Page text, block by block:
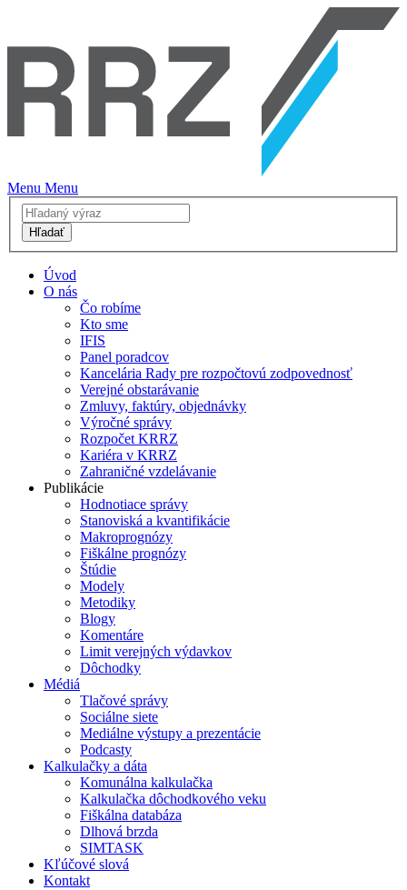
Menu Menu
Hľadať
Úvod
O nás
Čo robíme
Kto sme
IFIS
Panel poradcov
Kancelária Rady pre rozpočtovú zodpovednosť
Verejné obstarávanie
Zmluvy, faktúry, objednávky
Výročné správy
Rozpočet KRRZ
Kariéra v KRRZ
Zahraničné vzdelávanie
Publikácie
Hodnotiace správy
Stanoviská a kvantifikácie
Makroprognózy
Fiškálne prognózy
Štúdie
Modely
Metodiky
Blogy
Komentáre
Limit verejných výdavkov
Dôchodky
Médiá
Tlačové správy
Sociálne siete
Mediálne výstupy a prezentácie
Podcasty
Kalkulačky a dáta
Komunálna kalkulačka
Kalkulačka dôchodkového veku
Fiškálna databáza
Dlhová brzda
SIMTASK
Kľúčové slová
Kontakt